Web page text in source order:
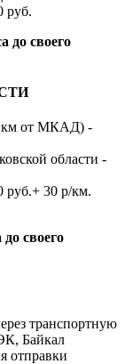
руб.
до своего
км от МКАД) -
области -
руб.+ 30 р/км.
своего
транспортную
Байкал
отправки